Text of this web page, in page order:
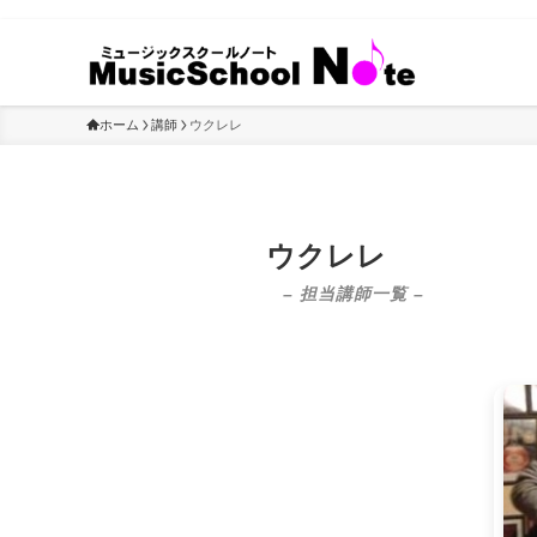
ホーム 講師 ウクレレ
ウクレレ
– 担当講師一覧 –